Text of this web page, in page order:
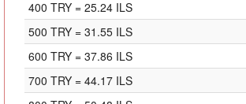
400 TRY = 25.24 ILS
500 TRY = 31.55 ILS
600 TRY = 37.86 ILS
700 TRY = 44.17 ILS